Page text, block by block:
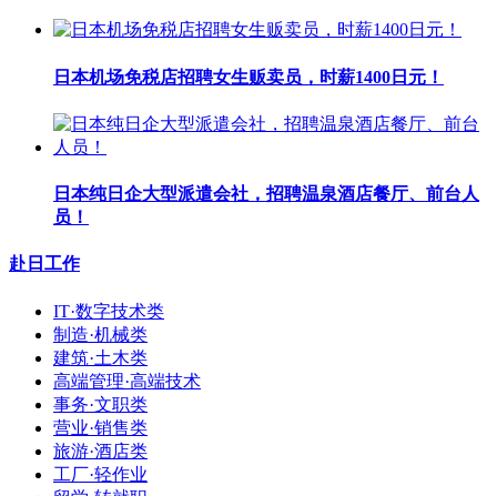
日本机场免税店招聘女生贩卖员，时薪1400日元！
日本纯日企大型派遣会社，招聘温泉酒店餐厅、前台人
员！
赴日工作
IT·数字技术类
制造·机械类
建筑·土木类
高端管理·高端技术
事务·文职类
营业·销售类
旅游·酒店类
工厂·轻作业